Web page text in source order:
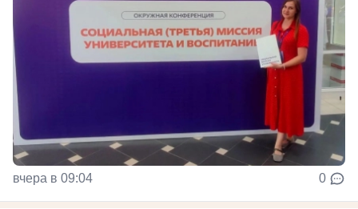
вчера в 09:04 0